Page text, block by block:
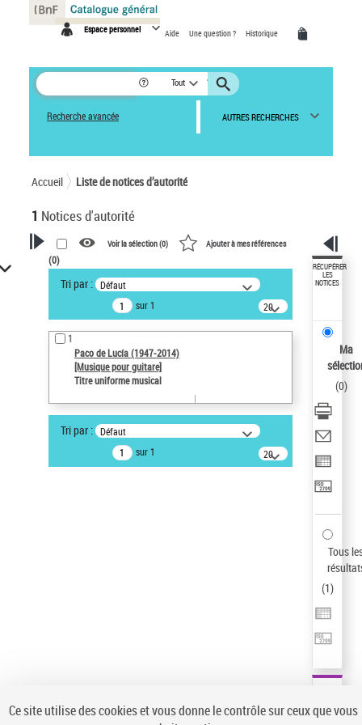
Espace personnel Aide Une question ? Historique
Tout
Recherche avancée AUTRES RECHERCHES
Accueil Liste de notices d’autorité
1 Notices d'autorité
VOTRE RECHERCHE
Recherche avancée dans les
notices d’autorité
Œuvres liées à l'auteur :
Paco de Lucía (1947-2014)
Statut de la notice d’autorité
Type de notice d'autorité
Voir la sélection (0) Ajouter à mes références
(0)
Tri par : Défaut
sur 1
20
résultats/page
1
Paco de Lucía (1947-2014)
[Musique pour guitare]
Titre uniforme musical
Tri par : Défaut
sur 1
20
résultats/page
RÉCUPÉRER
LES
NOTICES
Ma
(0)
Tous
(1)
Panneau de gestion des cookies
Ce site utilise des cookies et vous donne le contrôle sur ceux que vous